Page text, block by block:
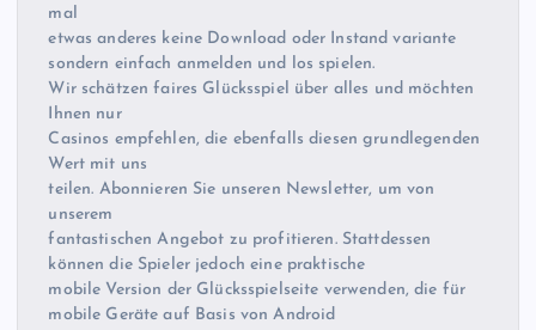
mal
etwas anderes keine Download oder Instand variante
sondern einfach anmelden und los spielen.
Wir schätzen faires Glücksspiel über alles und möchten
Ihnen nur
Casinos empfehlen, die ebenfalls diesen grundlegenden
Wert mit uns
teilen. Abonnieren Sie unseren Newsletter, um von
unserem
fantastischen Angebot zu profitieren. Stattdessen
können die Spieler jedoch eine praktische
mobile Version der Glücksspielseite verwenden, die für
mobile Geräte auf Basis von Android